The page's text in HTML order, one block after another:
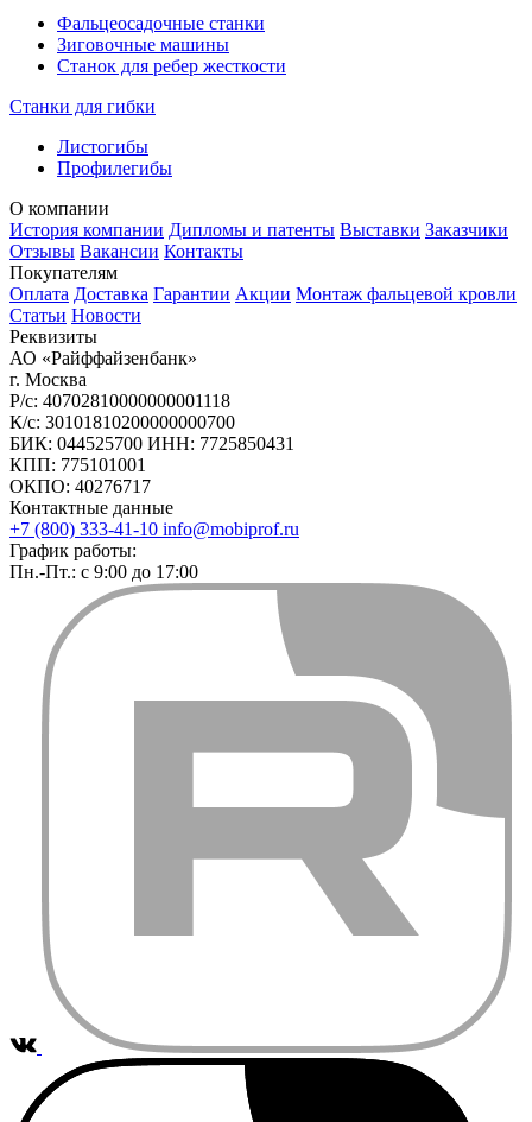
Фальцеосадочные станки
Зиговочные машины
Станок для ребер жесткости
Станки для гибки
Листогибы
Профилегибы
О компании
История компании Дипломы и патенты Выставки Заказчики
Отзывы Вакансии Контакты
Покупателям
Оплата Доставка Гарантии Акции Монтаж фальцевой кровли
Статьи Новости
Реквизиты
АО «Райффайзенбанк»
г. Москва
Р/с: 40702810000000001118
К/с: 30101810200000000700
БИК: 044525700 ИНН: 7725850431
КПП: 775101001
ОКПО: 40276717
Контактные данные
+7 (800) 333-41-10 info@mobiprof.ru
График работы:
Пн.-Пт.: с 9:00 до 17:00